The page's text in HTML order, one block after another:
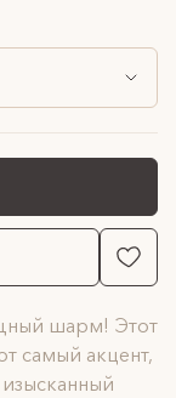
шарм! Этот
самый акцент,